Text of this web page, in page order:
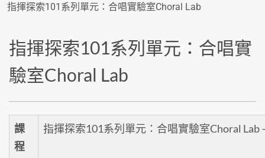
指揮探索101系列單元：合唱實驗室Choral Lab
指揮探索101系列單元：合唱實
驗室Choral Lab
課
程
指揮探索101系列單元：合唱實驗室Choral Lab